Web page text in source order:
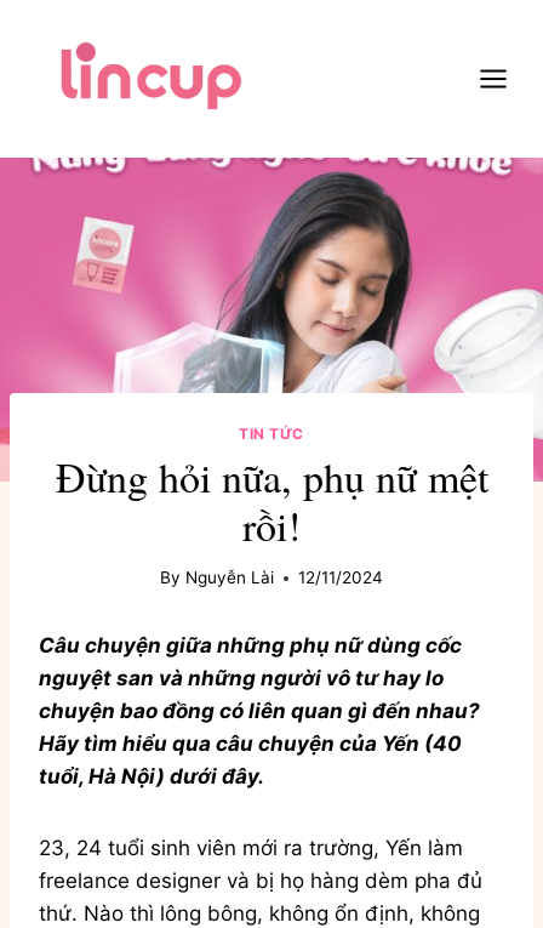
content
TIN TỨC
Đừng hỏi nữa, phụ nữ mệt
rồi!
By Nguyễn Lài 12/11/2024
Câu chuyện giữa những phụ nữ dùng cốc
nguyệt san và những người vô tư hay lo
chuyện bao đồng có liên quan gì đến nhau?
Hãy tìm hiểu qua câu chuyện của Yến (40
tuổi, Hà Nội) dưới đây.
23, 24 tuổi sinh viên mới ra trường, Yến làm
freelance designer và bị họ hàng dèm pha đủ
thứ. Nào thì lông bông, không ổn định, không